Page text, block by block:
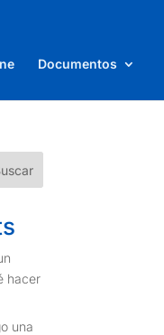
Documentos
hacer
una